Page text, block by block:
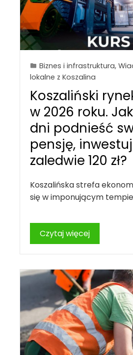
Biznes i infrastruktura,
lokalne z Koszalina
Koszaliński
w 2026 roku.
dni podnieść
pensję,
zaledwie 120 zł?
Koszalińska strefa
się w imponującym
Czytaj więcej